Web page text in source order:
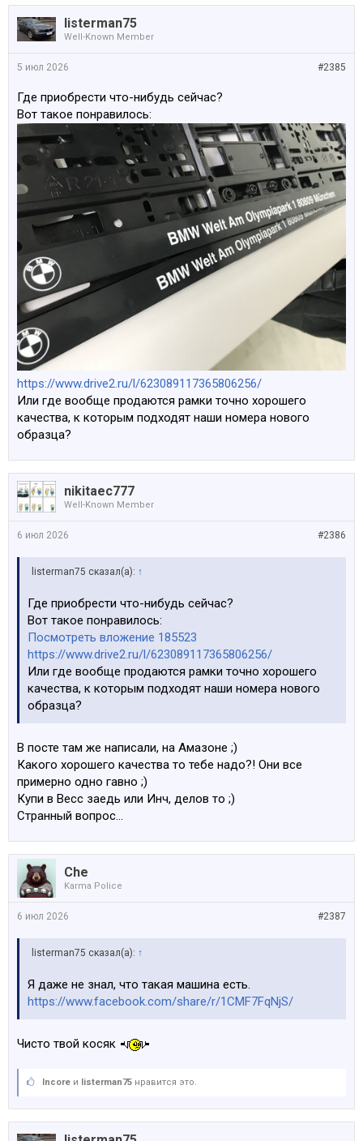
listerman75
Well-Known Member
#2385
5 июл 2026
Где приобрести что-нибудь сейчас?
Вот такое понравилось:
https://www.drive2.ru/l/623089117365806256/
Или где вообще продаются рамки точно хорошего
качества, к которым подходят наши номера нового
образца?
nikitaec777
Well-Known Member
#2386
6 июл 2026
listerman75 сказал(а): ↑
Где приобрести что-нибудь сейчас?
Вот такое понравилось:
Посмотреть вложение 185523
https://www.drive2.ru/l/623089117365806256/
Или где вообще продаются рамки точно хорошего
качества, к которым подходят наши номера нового
образца?
В посте там же написали, на Амазоне ;)
Какого хорошего качества то тебе надо?! Они все
примерно одно гавно ;)
Купи в Весс заедь или Инч, делов то ;)
Странный вопрос…
Che
Karma Police
#2387
6 июл 2026
listerman75 сказал(а): ↑
Я даже не знал, что такая машина есть.
https://www.facebook.com/share/r/1CMF7FqNjS/
Чисто твой косяк
Incore и listerman75 нравится это.